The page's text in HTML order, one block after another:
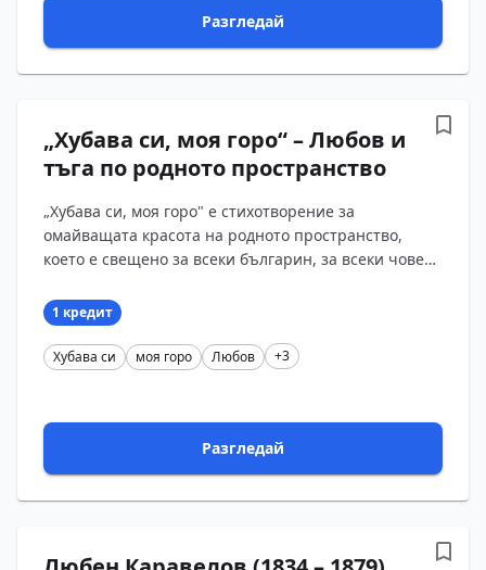
Разгледай
„Хубава си, моя горо“ – Любов и
тъга по родното пространство
„Хубава си, моя горо" е стихотворение за
омайващата красота на родното пространство,
което е свещено за всеки българин, за всеки човек.
да се ...
1 кредит
Хубава си моя горо Любов +3
Разгледай